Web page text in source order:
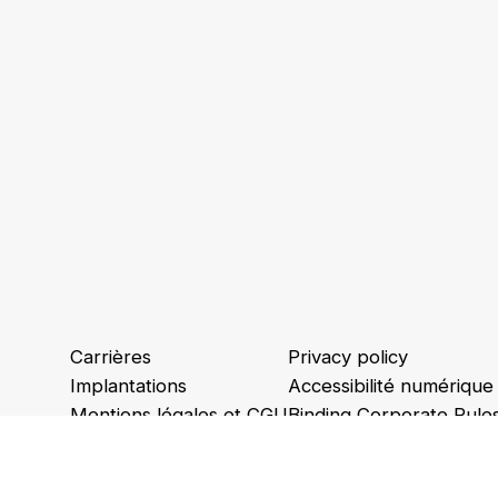
Carrières
Implantations
Mentions légales et CGU
Privacy policy
Accessibilité numérique
Binding Corporate